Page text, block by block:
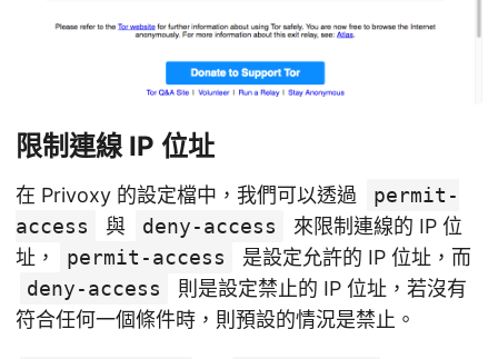
限制連線 IP 位址
在 Privoxy 的設定檔中，我們可以透過
permit-
access
與 deny-access
來限制連線的 IP 位
址，
permit-access
是設定允許的 IP 位址，而
deny-access
則是設定禁止的 IP 位址，若沒有
符合任何一個條件時，則預設的情況是禁止。